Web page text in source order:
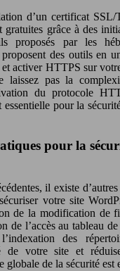
d’un certificat
gratuites grâce à des
proposés par les
proposent des outils en
activer HTTPS sur
laissez pas la
du protocole
essentielle pour la
pour la
il existe
votre site
de la modification de
de l’accès au tableau
des
de votre site et
globale de la sécurité est